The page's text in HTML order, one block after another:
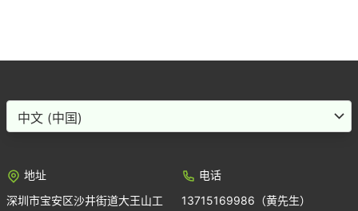
Choose
地址
深圳市宝安区沙井街道大王山工
电话
13715169986（黄先生）